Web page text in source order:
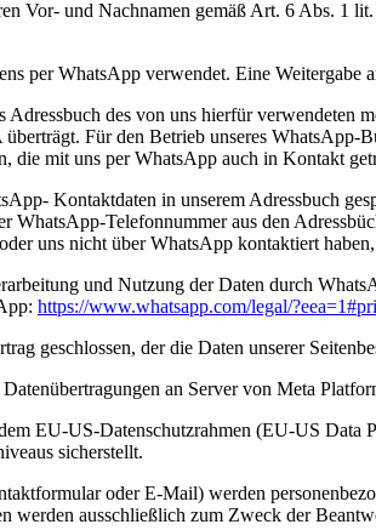
Vor- und Nachnamen gemäß Art. 6 Abs. 1
per WhatsApp verwendet. Eine Weitergabe
des von uns hierfür verwendeten
Für den Betrieb unseres
die mit uns per WhatsApp auch in Kontakt
Kontaktdaten in unserem Adressbuch
WhatsApp-Telefonnummer aus den
uns nicht über WhatsApp kontaktiert
und Nutzung der Daten durch
https://www.whatsapp.com/legal/
geschlossen, der die Daten unserer
an Server von Meta
EU-US-Datenschutzrahmen (EU-US Data
sicherstellt.
oder E-Mail) werden
werden ausschließlich zum Zweck der